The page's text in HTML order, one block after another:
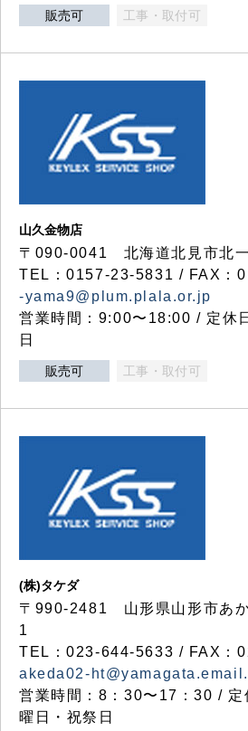
販売可 工事・取付可
山久金物店
〒090-0041 北海道北見市北
TEL：0157-23-5831 / FAX：
-yama9@plum.plala.or.jp
営業時間：9:00〜18:00 / 定休
日
販売可 工事・取付可
(株)タケダ
〒990-2481 山形県山形市あ
1
TEL：023-644-5633 / FAX：
akeda02-
営業時間：8：30〜17：30 / 定
曜日・祝祭日